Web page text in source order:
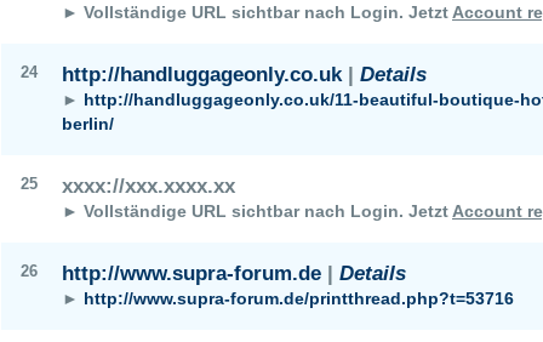
► Vollständige URL sichtbar nach Login. Jetzt Account
24 http://handluggageonly.co.uk| Details
► http://handluggageonly.co.uk/11-beautiful-boutique-
berlin/
25 xxxx://xxx.xxxx.xx
► Vollständige URL sichtbar nach Login. Jetzt Account
26 http://www.supra-forum.de | Details
► http://www.supra-forum.de/printthread.php?t=53716